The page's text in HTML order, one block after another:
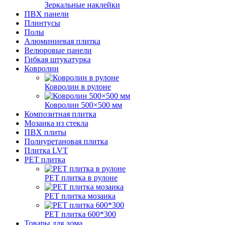
Зеркальные наклейки
ПВХ панели
Плинтусы
Полы
Алюминиевая плитка
Велюровые панели
Гибкая штукатурка
Ковролин
Ковролин в рулоне
Ковролин 500×500 мм
Композитная плитка
Мозаика из стекла
ПВХ плиты
Полиуретановая плитка
Плитка LVT
РЕТ плитка
РЕТ плитка в рулоне
РЕТ плитка мозаика
РЕТ плитка 600*300
Товары для дома